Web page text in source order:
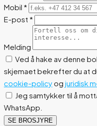
Mobil *
E-post *
Melding
Ved å hake av denne
skjemaet bekrefter du at
cookie-policyog juridisk
Jeg samtykker til å
WhatsApp.
SE BROSJYRE